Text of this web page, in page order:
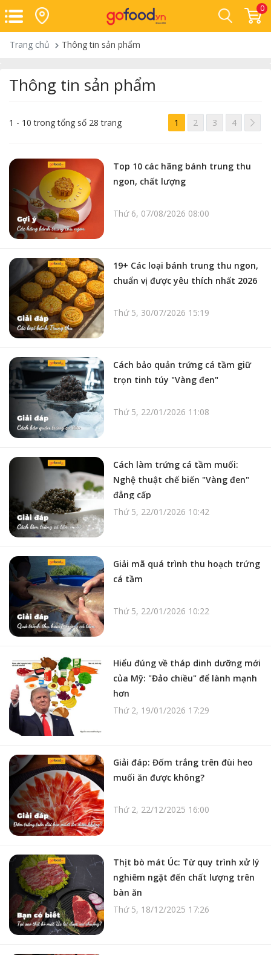
0
Trang chủ Thông tin sản phẩm
Thông tin sản phẩm
1 - 10 trong tổng số 28 trang 1 2 3 4 >
Top 10 các hãng bánh trung thu
ngon, chất lượng
Thứ 6, 07/08/2026 08:00
19+ Các loại bánh trung thu ngon,
chuẩn vị được yêu thích nhất 2026
Thứ 5, 30/07/2026 15:19
Cách bảo quản trứng cá tầm giữ
trọn tinh túy "Vàng đen"
Thứ 5, 22/01/2026 11:08
Cách làm trứng cá tầm muối:
Nghệ thuật chế biến "Vàng đen"
đẳng cấp
Thứ 5, 22/01/2026 10:42
Giải mã quá trình thu hoạch trứng
cá tầm
Thứ 5, 22/01/2026 10:22
Hiểu đúng về tháp dinh dưỡng mới
của Mỹ: "Đảo chiều" để lành mạnh
hơn
Thứ 2, 19/01/2026 17:29
Giải đáp: Đốm trắng trên đùi heo
muối ăn được không?
Thứ 2, 22/12/2025 16:00
Thịt bò mát Úc: Từ quy trình xử lý
nghiêm ngặt đến chất lượng trên
bàn ăn
Thứ 5, 18/12/2025 17:26